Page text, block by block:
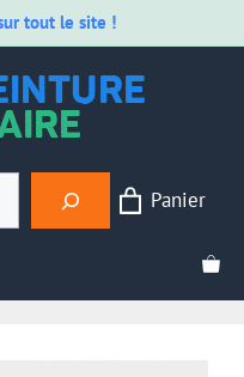
tout le site !
Panier